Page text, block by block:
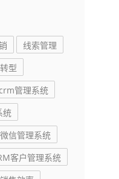
线索管理
型
管理系统
统
信管理系统
客户管理系统